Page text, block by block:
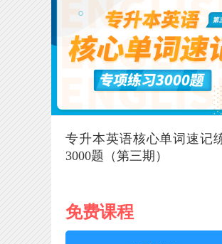
专升本英语核心单词速记
3000题（第三期）
免费课程